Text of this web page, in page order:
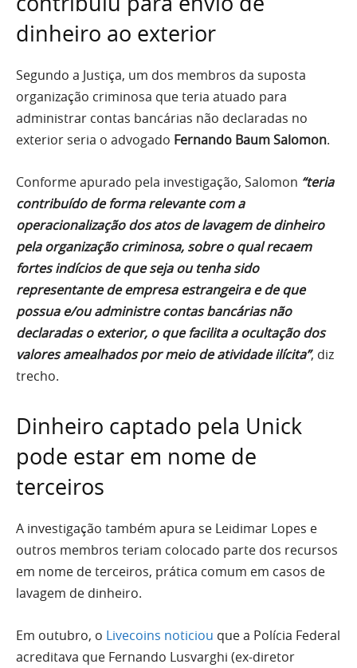
dinheiro ao exterior
Segundo a Justiça, um dos membros da suposta
organização criminosa que teria atuado para
administrar contas bancárias não declaradas no
exterior seria o advogado Fernando Baum Salomon.
Conforme apurado pela investigação, Salomon “teria
contribuído de forma relevante com a
operacionalização dos atos de lavagem de dinheiro
pela organização criminosa, sobre o qual recaem
fortes indícios de que seja ou tenha sido
representante de empresa estrangeira e de que
possua e/ou administre contas bancárias não
declaradas o exterior, o que facilita a ocultação dos
valores amealhados por meio de atividade ilícita”, diz
trecho.
Dinheiro captado pela Unick
pode estar em nome de
terceiros
A investigação também apura se Leidimar Lopes e
outros membros teriam colocado parte dos recursos
em nome de terceiros, prática comum em casos de
lavagem de dinheiro.
Em outubro, o Livecoins noticiou que a Polícia Federal
acreditava que Fernando Lusvarghi (ex-diretor